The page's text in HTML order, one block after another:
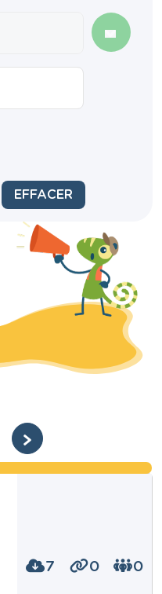
EFFACER
7 0 0